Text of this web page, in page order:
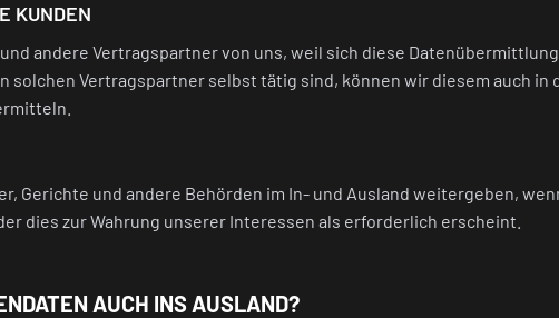
KUNDEN
andere Vertragspartner von uns, weil sich diese
solchen Vertragspartner selbst tätig sind, können wir diesem auch in
Gerichte und andere Behörden im In- und Ausland weitergeben,
dies zur Wahrung unserer Interessen als erforderlich erscheint.
AUCH INS AUSLAND?